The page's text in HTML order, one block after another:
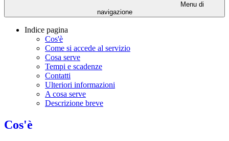
Menu di
navigazione
Indice pagina
Cos'è
Come si accede al servizio
Cosa serve
Tempi e scadenze
Contatti
Ulteriori informazioni
A cosa serve
Descrizione breve
Cos'è